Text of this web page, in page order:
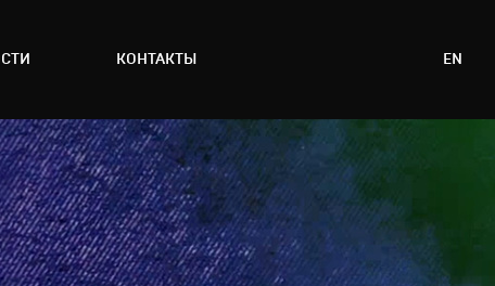
КОНТАКТЫ EN